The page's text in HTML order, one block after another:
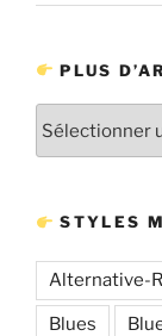
PLUS
STYLES
Alternative-
Blues